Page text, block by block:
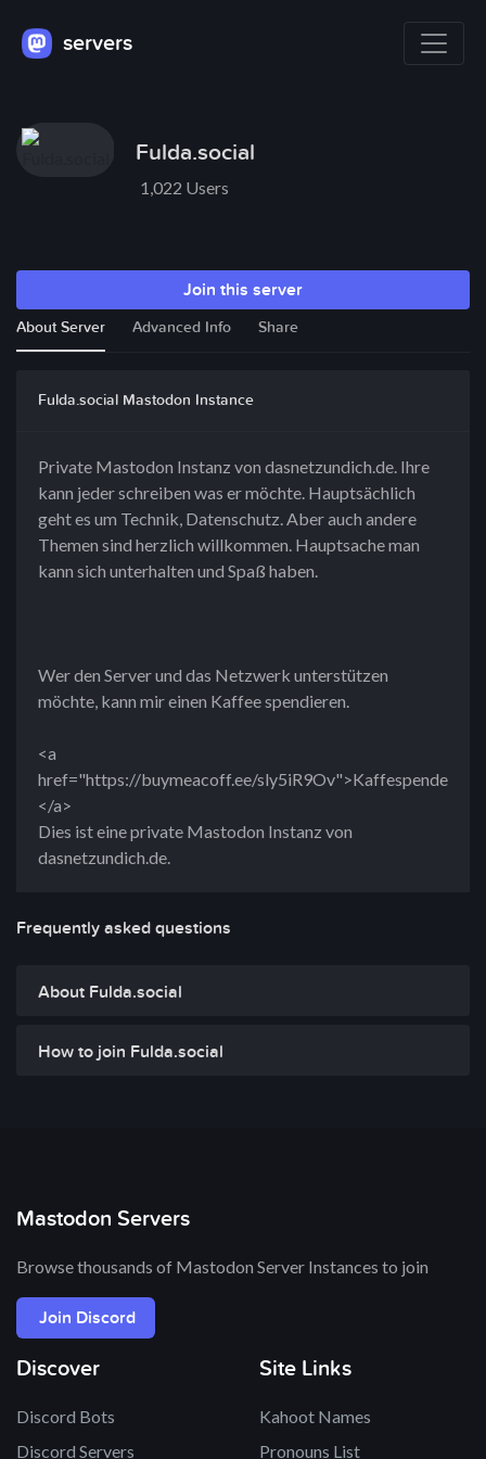
servers
Fulda.social
1,022 Users
Join this server
About Server Advanced Info Share
Fulda.social Mastodon Instance
Private Mastodon Instanz von dasnetzundich.de. Ihre
kann jeder schreiben was er möchte. Hauptsächlich
geht es um Technik, Datenschutz. Aber auch andere
Themen sind herzlich willkommen. Hauptsache man
kann sich unterhalten und Spaß haben.
Wer den Server und das Netzwerk unterstützen
möchte, kann mir einen Kaffee spendieren.
<a
href="https://buymeacoff.ee/sly5iR9Ov">Kaffespende
</a>
Dies ist eine private Mastodon Instanz von
dasnetzundich.de.
Frequently asked questions
About Fulda.social
How to join Fulda.social
Mastodon Servers
Browse thousands of Mastodon Server Instances to join
Join Discord
Discover
Discord Bots
Discord Servers
Site Links
Kahoot Names
Pronouns List